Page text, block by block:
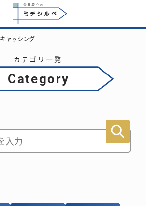
会社設立のミチシルベ
キャッシング
カテゴリ一覧
Category